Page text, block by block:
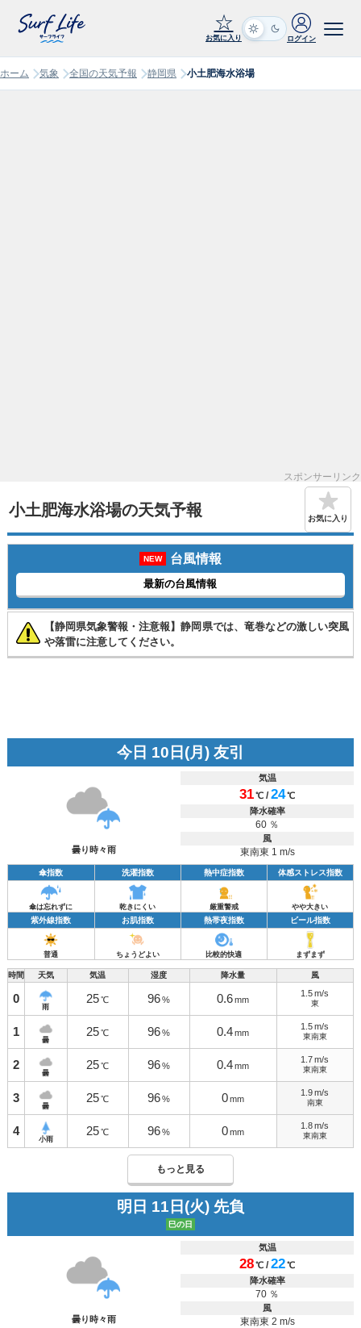
☆
お気に入り ログイン
ホーム 気象 全国の天気予報 静岡県 小土肥海水浴場
スポンサーリンク
小土肥海水浴場の天気予報 お気に入り
NEW 台風情報
最新の台風情報
【静岡県気象警報・注意報】静岡県では、竜巻などの激しい突風
や落雷に注意してください。
今日 10日(月) 友引
曇り時々雨
気温
31℃ /24℃
降水確率
60 ％
風
東南東 1 m/s
傘指数 洗濯指数 熱中症指数 体感ストレス指数
傘は忘れずに 乾きにくい 厳重警戒 やや大きい
紫外線指数 お肌指数 熱帯夜指数 ビール指数
普通 ちょうどよい 比較的快適 まずまず
時間 天気 気温 湿度 降水量 風
0
雨
25 ℃ 96 % 0.6 mm
1.5 m/s
東
1
曇
25 ℃ 96 % 0.4 mm
1.5 m/s
東南東
2
曇
25 ℃ 96 % 0.4 mm
1.7 m/s
東南東
3
曇
25 ℃ 96 % 0 mm
1.9 m/s
南東
4
小雨
25 ℃ 96 % 0 mm
1.8 m/s
東南東
もっと見る
明日 11日(火) 先負
巳の日
曇り時々雨
気温
28℃ /22℃
降水確率
70 ％
風
東南東 2 m/s